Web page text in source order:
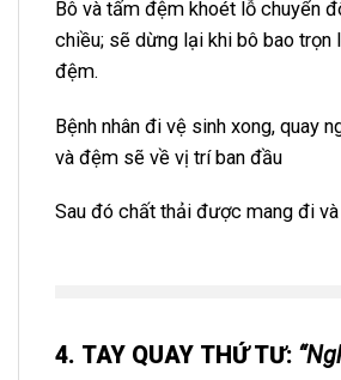
Bô và tấm đệm khoét lỗ chuyển
chiều; sẽ dừng lại khi bô bao trọn
đệm.
Bệnh nhân đi vệ sinh xong, quay
và đệm sẽ về vị trí ban đầu
Sau đó chất thải được mang đi
4. TAY QUAY THỨ TƯ: “